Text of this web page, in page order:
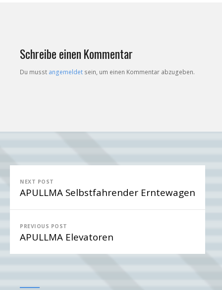
Schreibe einen Kommentar
Du musst angemeldet sein, um einen Kommentar abzugeben.
NEXT POST
APULLMA Selbstfahrender Erntewagen
PREVIOUS POST
APULLMA Elevatoren